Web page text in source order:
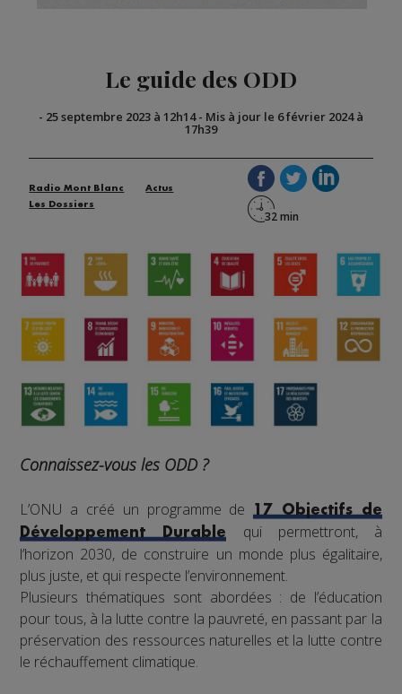
Le guide des ODD
- 25 septembre 2023 à 12h14- Mis à jour le 6 février 2024 à
17h39
Radio Mont Blanc
Actus
Les Dossiers
Connaissez-vous les ODD ?
L’ONU a créé un programme de17 Objectifs de
Développement Durable
qui permettront, à
l’horizon 2030, de construire un monde plus égalitaire,
plus juste, et qui respecte l’environnement.
Plusieurs thématiques sont abordées : de l’éducation
pour tous, à la lutte contre la pauvreté, en passant par la
préservation des ressources naturelles et la lutte contre
le réchauffement climatique.